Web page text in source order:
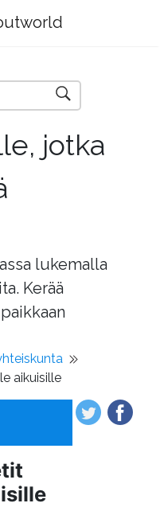
jotka
lukemalla
Kerää
aikuisille